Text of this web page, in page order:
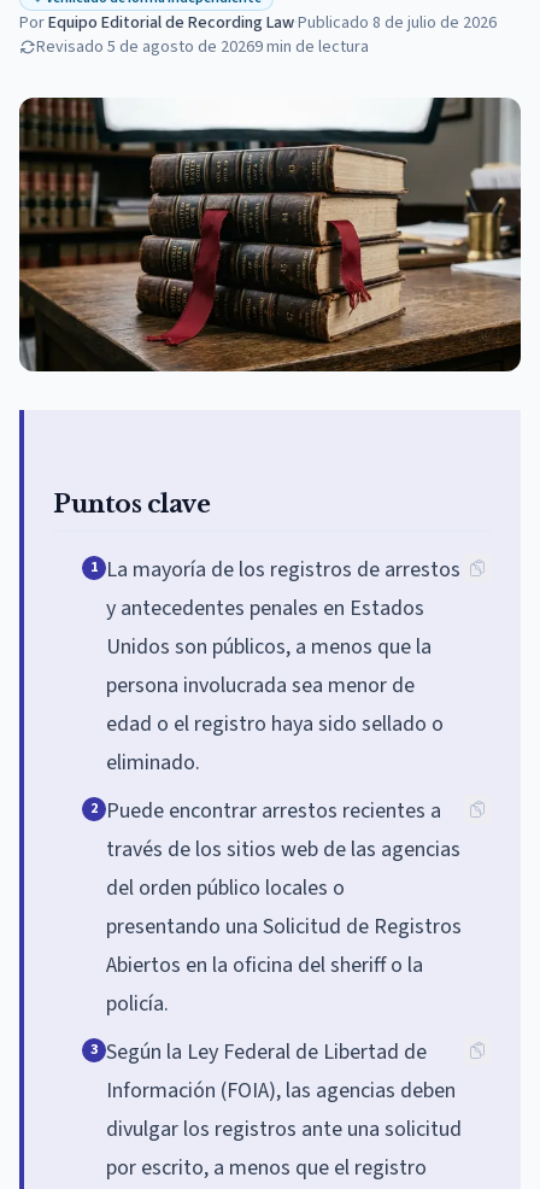
PorEquipo Editorial de Recording Law·Publicado 8 de julio de 2026
Revisado 5 de agosto de 20269min de lectura
Puntos clave
1 La mayoría de los registros de arrestos
y antecedentes penales en Estados
Unidos son públicos, a menos que la
persona involucrada sea menor de
edad o el registro haya sido sellado o
eliminado.
2 Puede encontrar arrestos recientes a
través de los sitios web de las agencias
del orden público locales o
presentando una Solicitud de Registros
Abiertos en la oficina del sheriff o la
policía.
3 Según la Ley Federal de Libertad de
Información (FOIA), las agencias deben
divulgar los registros ante una solicitud
por escrito, a menos que el registro